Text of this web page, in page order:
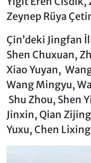
Zeynep Rüya
Çin’deki Jingfan
Shen Chuxuan,
Xiao Yuyan,
Wang Mingyu,
Shu Zhou, Shen
Jinxin, Qian
Yuxu, Chen